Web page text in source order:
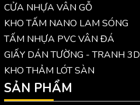
CỬA NHỰA VÂN GỖ
KHO TẤM NANO LAM SÓNG
TẤM NHỰA PVC VÂN ĐÁ
GIẤY DÁN TƯỜNG - TRANH 3D
KHO THẢM LÓT SÀN
SẢN PHẨM